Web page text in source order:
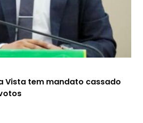
Vista tem mandato cassado